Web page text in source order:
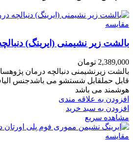
مقایسه
بالشت زیر نشیمنی (ایرینگ)
2,389,000 تومان
بالشت زیرنشیمنی دنبالچه درمان
قابل حملقابل شستشو می باشدجنس
هوشمند می باشد
افزودن به علاقه مندی
افزودن به سبد خرید
مشاهده سریع
مقایسه